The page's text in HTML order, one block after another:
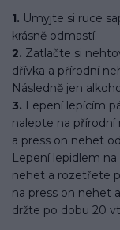
1. Umyjte si ruce
krásně odmastí.
2. Zatlačte si
dřívka a přírodní
Následně jen
3. Lepení lepícím
nalepte na přírodní
a press on nehet
Lepení lepidlem
nehet a rozetřete
na press on nehet
držte po dobu 20